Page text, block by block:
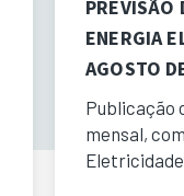
PREVISÃO
ENERGIA
AGOSTO
Publicação
mensal,
Eletricidade